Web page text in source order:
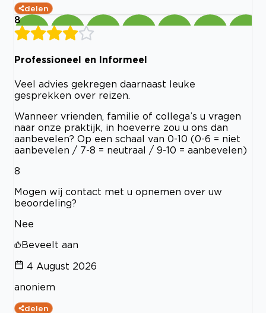
delen
8
Professioneel en Informeel
Veel advies gekregen daarnaast leuke
gesprekken over reizen.
Wanneer vrienden, familie of collega’s u vragen
naar onze praktijk, in hoeverre zou u ons dan
aanbevelen? Op een schaal van 0-10 (0-6 = niet
aanbevelen / 7-8 = neutraal / 9-10 = aanbevelen)
8
Mogen wij contact met u opnemen over uw
beoordeling?
Nee
Beveelt aan
4 August 2026
anoniem
delen